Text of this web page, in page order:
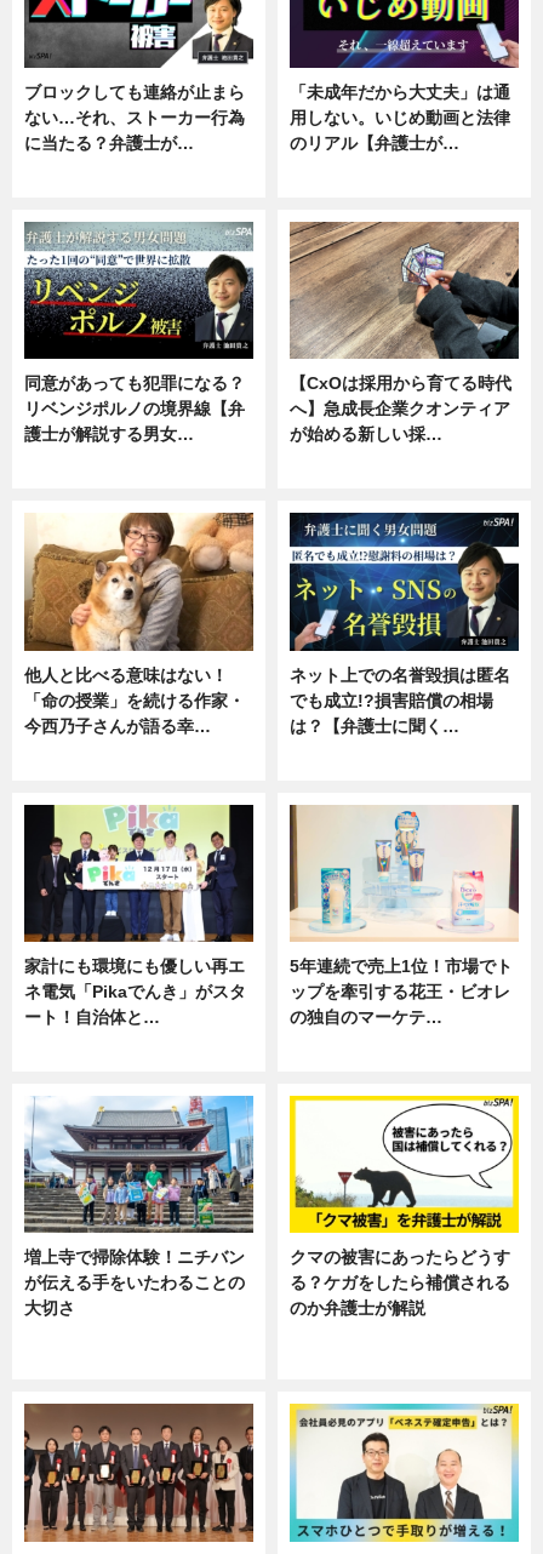
ブロックしても連絡が止まら
ない…それ、ストーカー行為
に当たる？弁護士が…
「未成年だから大丈夫」は通
用しない。いじめ動画と法律
のリアル【弁護士が…
同意があっても犯罪になる？
リベンジポルノの境界線【弁
護士が解説する男女…
【CxOは採用から育てる時代
へ】急成長企業クオンティア
が始める新しい採…
他人と比べる意味はない！
「命の授業」を続ける作家・
今西乃子さんが語る幸…
ネット上での名誉毀損は匿名
でも成立!?損害賠償の相場
は？【弁護士に聞く…
家計にも環境にも優しい再エ
ネ電気「Pikaでんき」がスタ
ート！自治体と…
5年連続で売上1位！市場でト
ップを牽引する花王・ビオレ
の独自のマーケテ…
増上寺で掃除体験！ニチバン
が伝える手をいたわることの
大切さ
クマの被害にあったらどうす
る？ケガをしたら補償される
のか弁護士が解説